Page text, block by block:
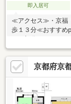
即入居可
≪アクセス≫・京福
歩１３分≪おすすめ
地！ 東側の道路（
です！・周辺施設
７分・イオンスタイ
歩８分・西町児童公
ります！／
京都府京